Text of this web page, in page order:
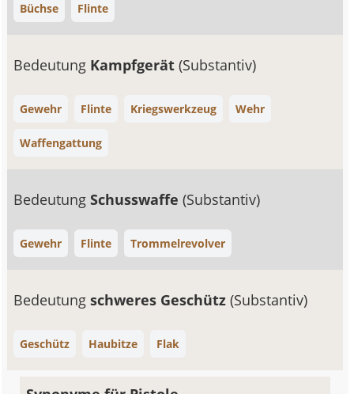
Büchse Flinte
Bedeutung Kampfgerät(Substantiv)
Gewehr Flinte Kriegswerkzeug Wehr
Waffengattung
BedeutungSchusswaffe(Substantiv)
Gewehr Flinte Trommelrevolver
Bedeutungschweres Geschütz(Substantiv)
Geschütz Haubitze Flak